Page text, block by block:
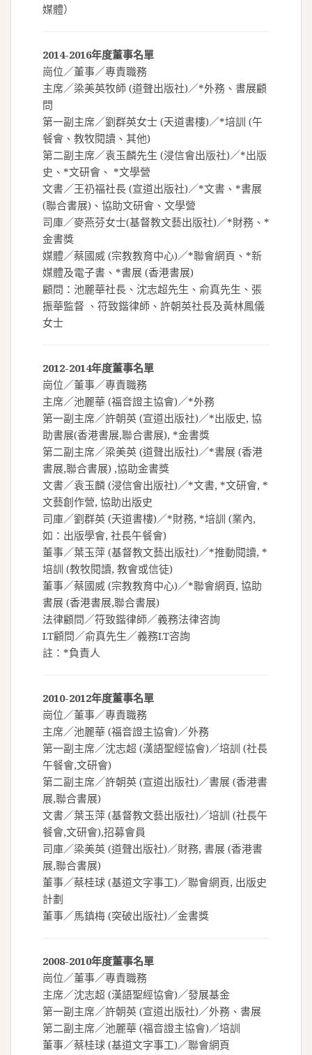
媒體）
2014-2016年度董事名單
崗位／董事／專責職務
主席／梁美英牧師 (道聲出版社)／*外務、書展顧
問
第一副主席／劉群英女士 (天道書樓)／*培訓 (午
餐會、教牧閱讀、其他)
第二副主席／袁玉麟先生 (浸信會出版社)／*出版
史、*文研會、 *文學營
文書／王礽福社長 (宣道出版社)／*文書、*書展
(聯合書展)、協助文研會、文學營
司庫／麥燕芬女士(基督教文藝出版社)／*財務、*
金書獎
媒體／蔡國威 (宗教教育中心)／*聯會網頁、*新
媒體及電子書、*書展 (香港書展)
顧問：池麗華社長、沈志超先生、俞真先生、張
振華監督 、符致鍇律師、許朝英社長及黃林鳳儀
女士
2012-2014年度董事名單
崗位／董事／專責職務
主席／池麗華 (福音證主協會)／*外務
第一副主席／許朝英 (宣道出版社)／*出版史, 協
助書展(香港書展,聯合書展), *金書獎
第二副主席／梁美英 (道聲出版社)／*書展 (香港
書展,聯合書展) ,協助金書獎
文書／袁玉麟 (浸信會出版社)／*文書, *文研會, *
文藝創作營, 協助出版史
司庫／劉群英 (天道書樓)／*財務, *培訓 (業內,
如：出版學會, 社長午餐會)
董事／葉玉萍 (基督教文藝出版社)／*推動閱讀, *
培訓 (教牧閱讀, 教會或信徒)
董事／蔡國威 (宗教教育中心)／*聯會網頁, 協助
書展 (香港書展,聯合書展)
法律顧問／符致鍇律師／義務法律咨詢
I.T顧問／俞真先生／義務I.T咨詢
註：*負責人
2010-2012年度董事名單
崗位／董事／專責職務
主席／池麗華 (福音證主協會)／外務
第一副主席／沈志超 (漢語聖經協會)／培訓 (社長
午餐會,文研會)
第二副主席／許朝英 (宣道出版社)／書展 (香港書
展,聯合書展)
文書／葉玉萍 (基督教文藝出版社)／培訓 (社長午
餐會,文研會),招募會員
司庫／梁美英 (道聲出版社)／財務, 書展 (香港書
展,聯合書展)
董事／蔡桂球 (基道文字事工)／聯會網頁, 出版史
計劃
董事／馬鎮梅 (突破出版社)／金書獎
2008-2010年度董事名單
崗位／董事／專責職務
主席／沈志超 (漢語聖經協會)／發展基金
第一副主席／許朝英 (宣道出版社)／外務、書展
第二副主席／池麗華 (福音證主協會)／培訓
董事／蔡桂球 (基道文字事工)／聯會網頁